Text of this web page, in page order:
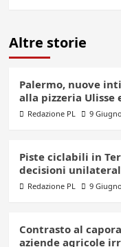
Altre storie
Palermo, nuove
alla pizzeria Ulisse
Redazione PL 9
Piste ciclabili in
decisioni
Redazione PL 9
Contrasto al
aziende agricole